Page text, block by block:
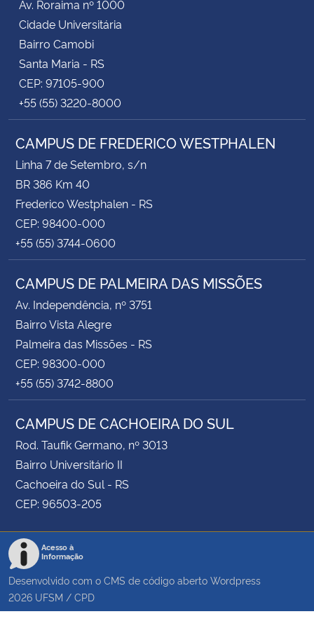
Av. Roraima nº 1000
Cidade Universitária
Bairro Camobi
Santa Maria - RS
CEP: 97105-900
+55 (55) 3220-8000
CAMPUS DE FREDERICO WESTPHALEN
Linha 7 de Setembro, s/n
BR 386 Km 40
Frederico Westphalen - RS
CEP: 98400-000
+55 (55) 3744-0600
CAMPUS DE PALMEIRA DAS MISSÕES
Av. Independência, nº 3751
Bairro Vista Alegre
Palmeira das Missões - RS
CEP: 98300-000
+55 (55) 3742-8800
CAMPUS DE CACHOEIRA DO SUL
Rod. Taufik Germano, nº 3013
Bairro Universitário II
Cachoeira do Sul - RS
CEP: 96503-205
Acesso à
Informação
Desenvolvido com o CMS de código aberto Wordpress
2026 UFSM / CPD